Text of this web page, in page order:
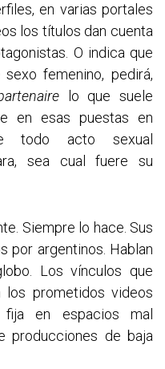
en varias portales
los títulos dan cuenta
O indica que
femenino, pedirá,
lo que suele
en esas puestas en
todo acto sexual
sea cual fuere su
Siempre lo hace. Sus
por argentinos. Hablan
Los vínculos que
prometidos videos
en espacios mal
producciones de baja